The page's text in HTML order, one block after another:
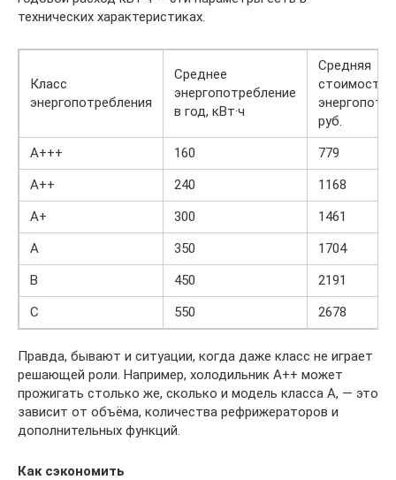
технических характеристиках.
Класс
энергопотребления
Среднее
энергопотребление
в год, кВт·ч
Средняя
стоимость
руб.
А+++
160
779
А++
240
1168
А+
300
1461
А
350
1704
B
450
2191
С
550 2678
Правда, бывают и ситуации, когда даже класс не играет
решающей роли. Например, холодильник А++ может
прожигать столько же, сколько и модель класса А, — это
зависит от объёма, количества рефрижераторов и
дополнительных функций.
Как сэкономить